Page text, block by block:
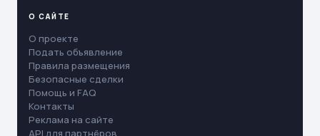
О САЙТЕ
О проекте
Подать объявление
Правила размещения
Безопасные сделки
Помощь и FAQ
Контакты
Реклама на сайте
API для партнёров